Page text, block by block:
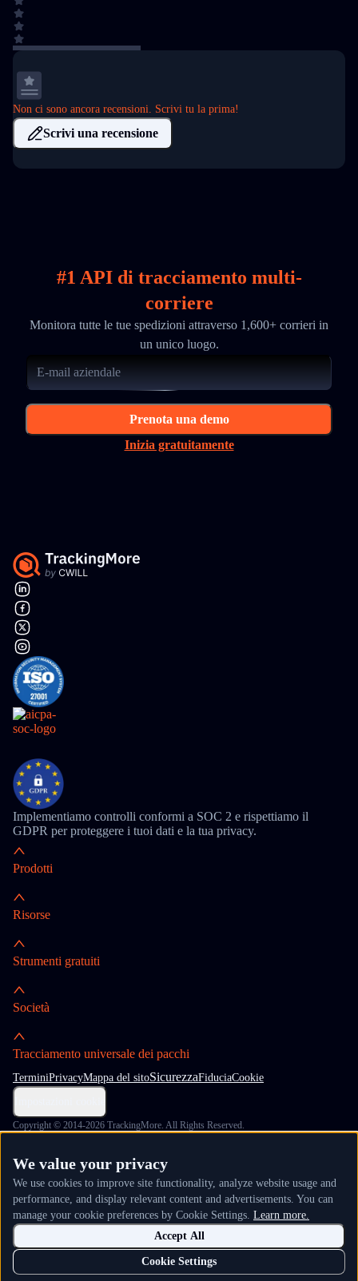
Non ci sono ancora recensioni. Scrivi tu la prima!
Scrivi una recensione
#1 API di tracciamento multi-
corriere
Monitora tutte le tue spedizioni attraverso 1,600+ corrieri in
un unico luogo.
Prenota una demo
Inizia gratuitamente
Implementiamo controlli conformi a SOC 2 e rispettiamo il
GDPR per proteggere i tuoi dati e la tua privacy.
Prodotti
Risorse
Strumenti gratuiti
Società
Tracciamento universale dei pacchi
TerminiPrivacyMappa del sitoSicurezzaFiduciaCookie
Copyright © 2014-2026 TrackingMore. All Rights Reserved.
We value your privacy
We use cookies to improve site functionality, analyze website usage and
performance, and display relevant content and advertisements. You can
manage your cookie preferences by Cookie Settings. Learn more.
Cookie Settings
Accept All